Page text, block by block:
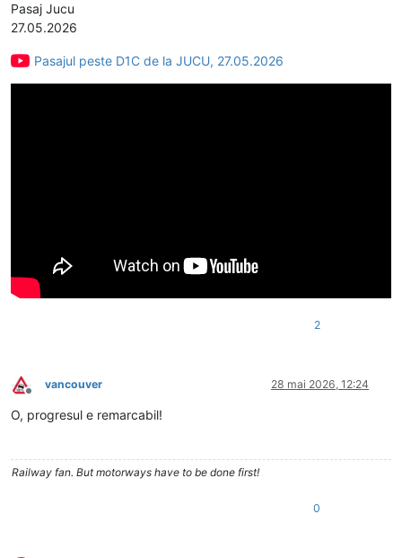
Pasaj Jucu
27.05.2026
Pasajul peste D1C de la JUCU, 27.05.2026
2
Deconectat
vancouver 28 mai 2026, 12:24
O, progresul e remarcabil!
Railway fan. But motorways have to be done first!
0